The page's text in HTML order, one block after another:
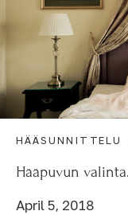
HÄÄSUNNITTELU
Hääpuvun
April 5, 2018